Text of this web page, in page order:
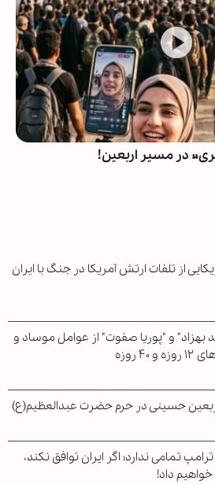
در مسیر اربعین!
از تلفات ارتش آمریکا در جنگ با ایران
بهزاد" و "پوریا صفوت" از عوامل موساد و
روزه
حسینی در حرم حضرت عبدالعظیم(ع)
تمامی ندارد؛ اگر ایران توافق نکند،
داد!